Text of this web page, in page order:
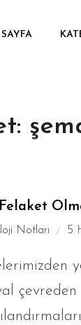
Notları 5
çevreden